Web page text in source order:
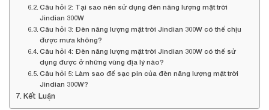
Câu hỏi 2: Tại sao nên sử dụng đèn năng lượng mặt trời
Jindian 300W
Câu hỏi 3: Đèn năng lượng mặt trời Jindian 300W có thể chịu
được mưa không?
Câu hỏi 4: Đèn năng lượng mặt trời Jindian 300W có thể sử
dụng được ở những vùng địa lý nào?
Câu hỏi 5: Làm sao để sạc pin của đèn năng lượng mặt trời
Jindian 300W?
Kết Luận